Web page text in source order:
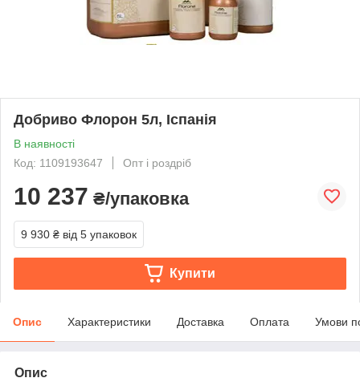
Добриво Флорон 5л, Іспанія
В наявності
Код: 1109193647
Опт і роздріб
10 237 ₴/упаковка
9 930 ₴ від 5 упаковок
Купити
Опис Характеристики Доставка Оплата Умови
Опис